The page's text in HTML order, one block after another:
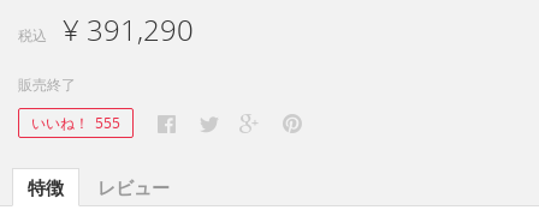
税込 ¥ 391,290
販売終了
いいね！ 555
特徴 レビュー